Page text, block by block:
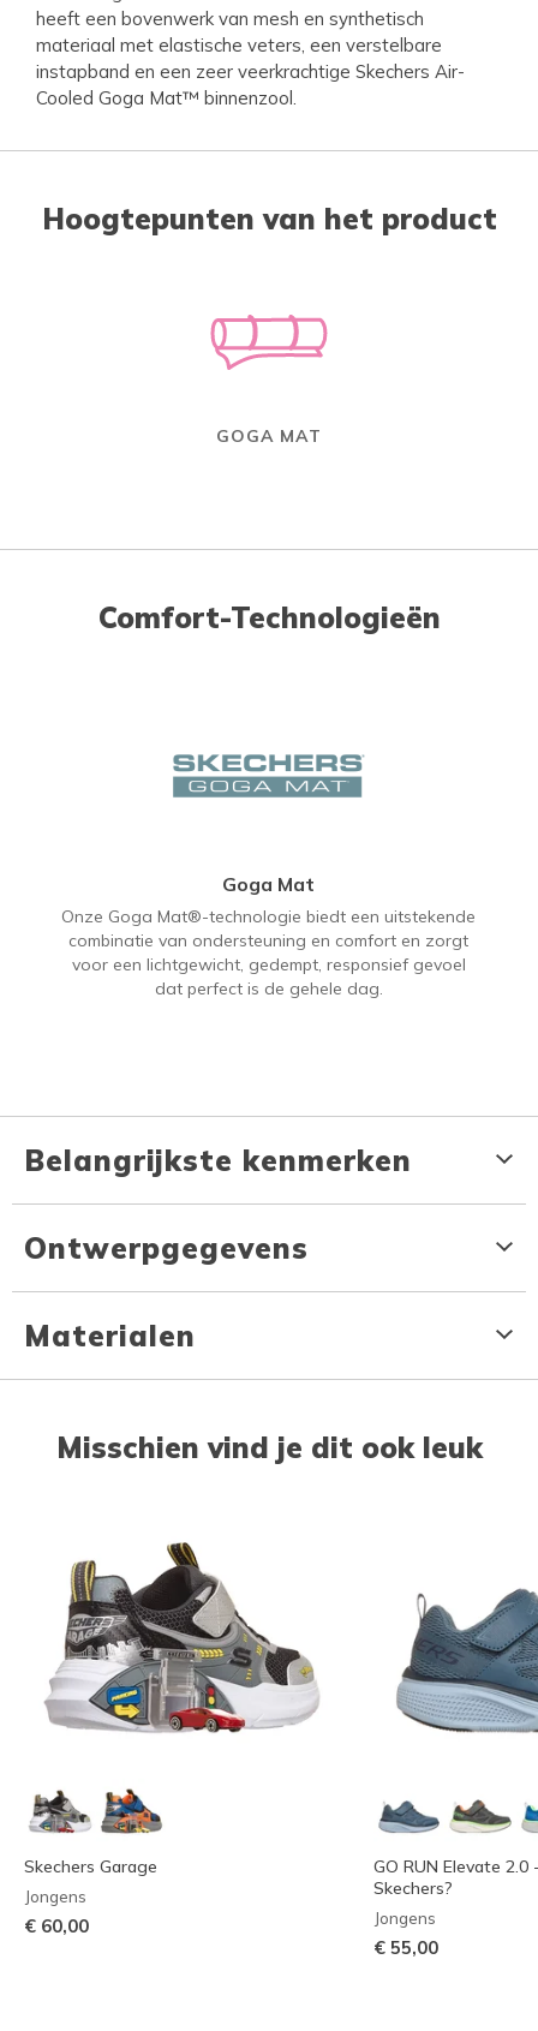
heeft een bovenwerk van mesh en synthetisch
materiaal met elastische veters, een verstelbare
instapband en een zeer veerkrachtige Skechers Air-
Cooled Goga Mat™ binnenzool.
Hoogtepunten van het product
GOGA MAT
Comfort-Technologieën
Goga Mat
Onze Goga Mat®-technologie biedt een uitstekende
combinatie van ondersteuning en comfort en zorgt
voor een lichtgewicht, gedempt, responsief gevoel
dat perfect is de gehele dag.
Belangrijkste kenmerken
Ontwerpgegevens
Materialen
Misschien vind je dit ook leuk
Skechers Garage
Jongens
€ 60,00
GO RUN Elevate
Skechers?
Jongens
€ 55,00